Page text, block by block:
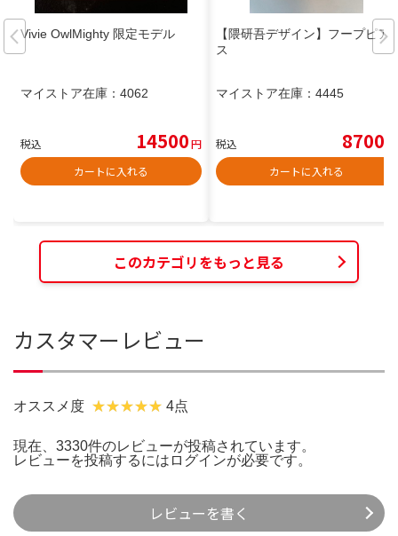
Vivie OwlMighty 限定モデル
マイストア在庫： 4062
税込 14500円
カートに入れる
【隈研吾デザイン】フープピア
ス
マイストア在庫： 4445
税込 8700
カートに入れる
このカテゴリをもっと見る
カスタマーレビュー
オススメ度 4点
現在、3330件のレビューが投稿されています。
レビューを投稿するには ログインが必要です。
レビューを書く